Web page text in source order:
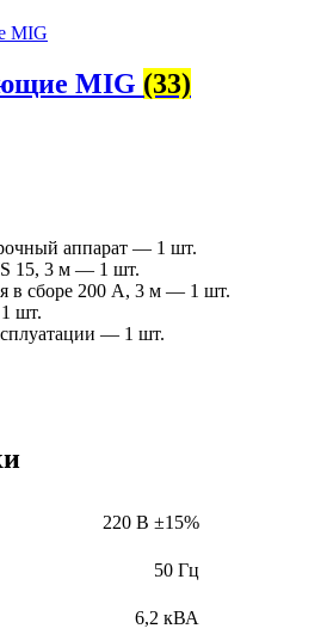
MIG (33)
аппарат — 1 шт.
15, 3 м — 1 шт.
в сборе 200 А, 3 м — 1 шт.
шт.
— 1 шт.
220 В ±15%
50 Гц
6,2 кВА